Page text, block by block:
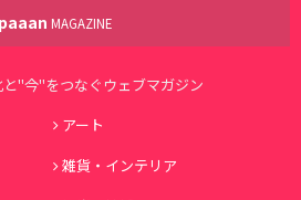
MAGAZINE
"今"をつなぐウェブマガジン
アート
雑貨・インテリア